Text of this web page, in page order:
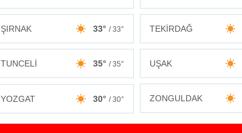
ŞIRNAK 33° / 33° TEKİRDAĞ
TUNCELİ 35° / 35° UŞAK
YOZGAT 30° / 30° ZONGULDAK